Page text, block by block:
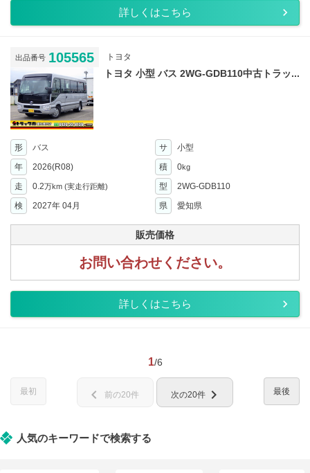
詳しくはこちら
出品番号 105565 トヨタ
トヨタ 小型 バス 2WG-GDB110中古トラッ...
形 バス サ
小型
年
2026(R08) 積 0kg
走 0.2万km (実走行距離) 型
2WG-GDB110
検
2027年 04月 県 愛知県
販売価格
お問い合わせください。
詳しくはこちら
1/6
最初 最後
chevron_left 前の20件 次の20件 chevron_right
人気のキーワードで検索する